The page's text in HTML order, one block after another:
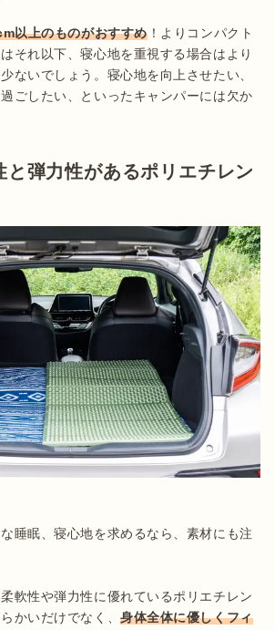
以上のものがおすすめ！よりコンパクト
それ以下、寝心地を重視する場合はより
ないでしょう。寝心地を向上させたい、
ごしたい、といったキャンパーには欠か
と弾力性があるポリエチレン
睡眠、寝心地を求めるなら、素材にも注
軟性や弾力性に優れているポリエチレン
かいだけでなく、身体全体に優しくフィ